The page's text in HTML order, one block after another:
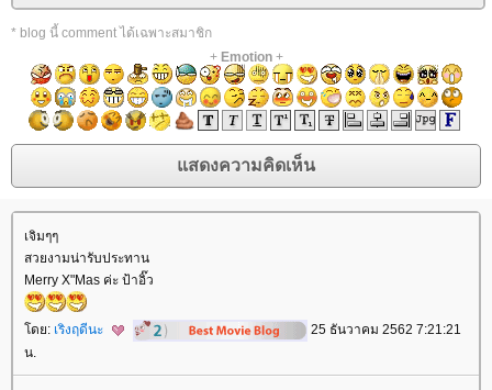
* blog นี้ comment ได้เฉพาะสมาชิก
+ Emotion+
เจิมๆๆ
สวยงามน่ารับประทาน
Merry X"Mas ค่ะ ป้าอิ๊ว
ดย: เริงฤดีนะ
25 ธันวาคม 2562 7:21:21
น.